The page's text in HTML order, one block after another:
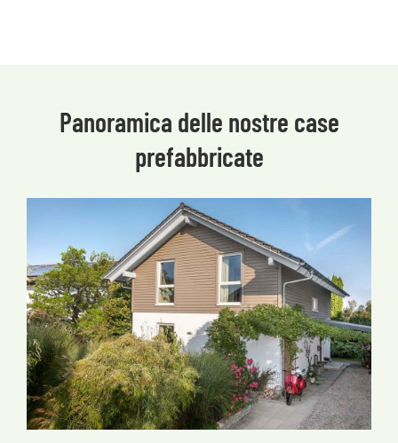
Panoramica delle nostre case
prefabbricate